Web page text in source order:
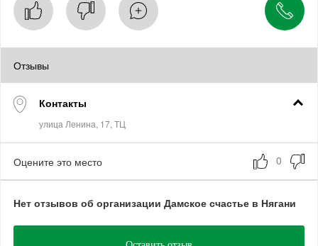
Отзывы
Контакты
Оцените это место
Нет отзывов об организации Дамское счастье в Нягани